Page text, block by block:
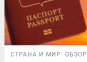
СТРАНА И МИР ОБЗОР